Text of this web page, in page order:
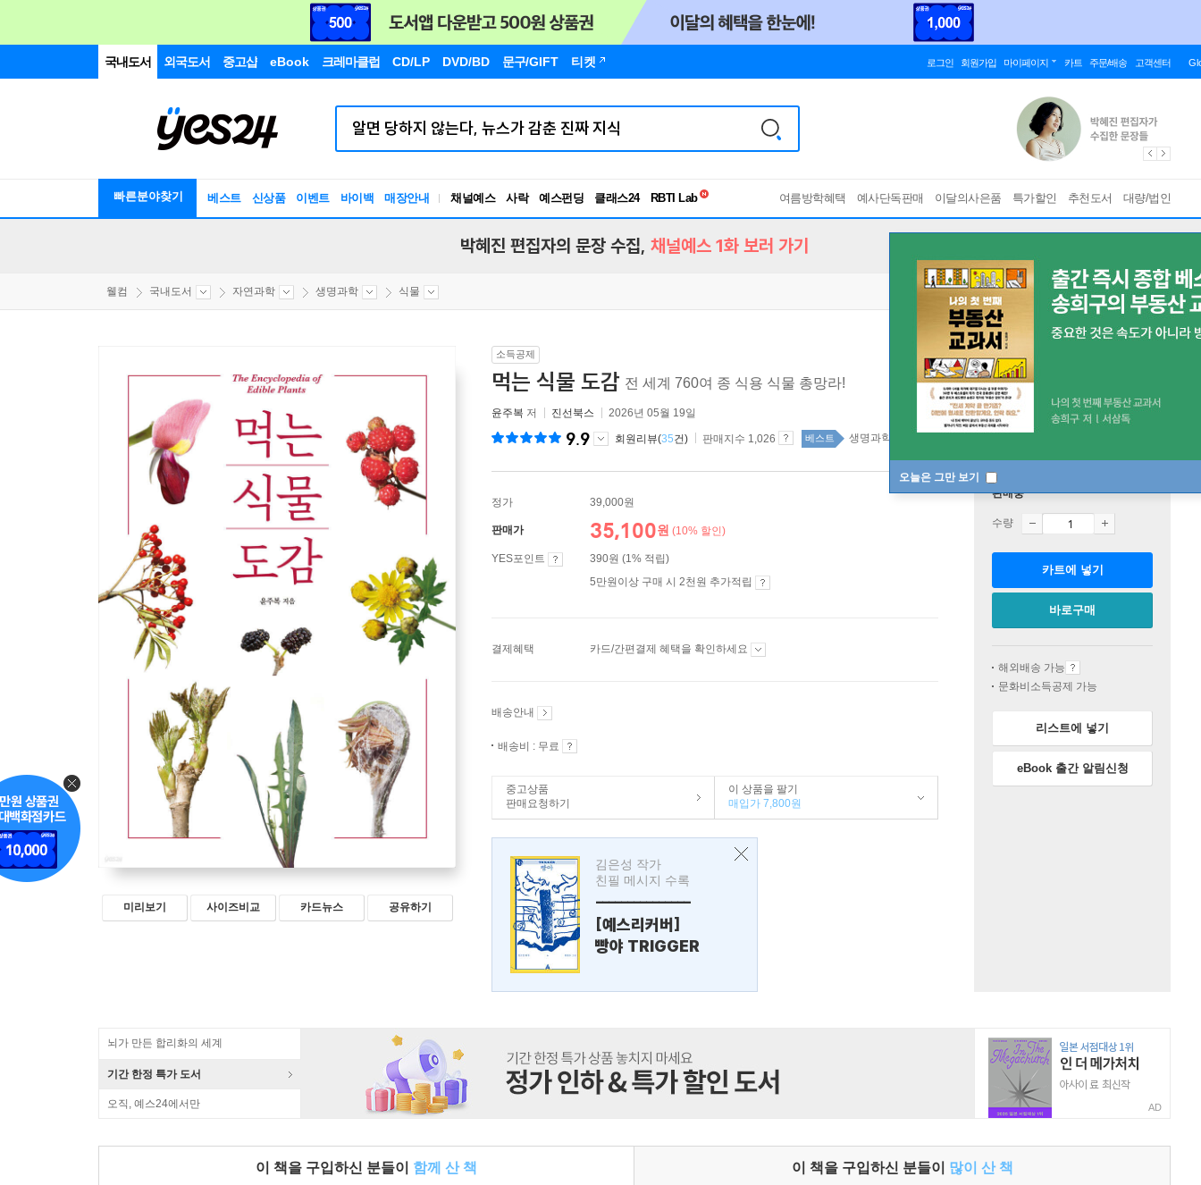
국내도서 외국도서 중고샵 eBook 크레마클럽 CD/LP DVD/BD 문구/GIFT 티켓 로그인 회원가입 마이페이지 카트 주문/배송 고객센터
빠른분야찾기 베스트 신상품 이벤트 바이백 매장안내 채널예스 사락 예스펀딩 클래스24
독서유형검사
여름방학혜택 예사단독판매 이달의사은품 특가할인 추천도서 대량/법인
오늘은 그만 보기
박혜진 편집자의 문장 수집, 채널예스 1화 보러 가기
웰컴 국내도서 자연과학 생명과학 식물
미리보기 사이즈비교 카드뉴스 공유하기
소득공제
먹는 식물 도감 전 세계 760여 종 식용 식물 총망라!
윤주복 저 진선북스 2026년 05월 19일
9.9 회원리뷰(35건) 판매지수 1,026 베스트 생명과학 top100 10주
정가 39,000원
판매가 35,100원 (10% 할인)
YES포인트
390원 (1% 적립)
5만원이상 구매 시 2천원 추가적립
결제혜택 카드/간편결제 혜택을 확인하세요
배송안내
배송비 : 무료
중고상품
판매요청하기
이 상품을 팔기
매입가 7,800원
김은성 작가
친필 메시지 수록
---------------
[예스리커버]
빵야 TRIGGER
판매중
수량
카트에 넣기
바로구매
해외배송 가능
문화비소득공제 가능
리스트에 넣기
eBook 출간 알림신청
뇌가 만든 합리화의 세계
기간 한정 특가 도서
오직, 예스24에서만 AD
이 책을 구입하신 분들이 함께 산 책 이 책을 구입하신 분들이 많이 산 책